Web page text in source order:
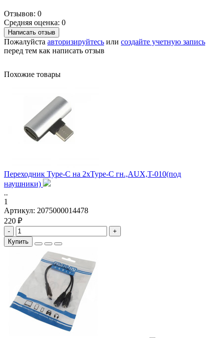
Отзывов: 0
Средняя оценка: 0
Написать отзыв
Пожалуйста авторизируйтесь или создайте учетную запись
перед тем как написать отзыв
Похожие товары
Переходник Type-C на 2xType-C гн.,AUX,T-010(под
наушники)
..
1
Артикул: 2075000014478
220 ₽
-
+
Купить